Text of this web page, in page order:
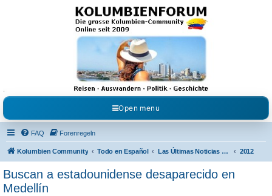
Kolumbienforum - Das
grosse Forum der
Freunde Kolumbiens
Reisen, Auswandern, Kultur, Politik, Geschichte und Visum in Kolumbien und Venezuela.
Austausch, Erfahrungen und Gemeinschaft im Kolumbienforum
Open menu
FAQ Forenregeln
Kolumbien Community Todo en Español Las Últimas Noticias en Español 2012
Buscan a estadounidense desaparecido en
Medellín